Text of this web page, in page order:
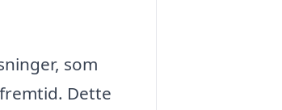
som
Dette